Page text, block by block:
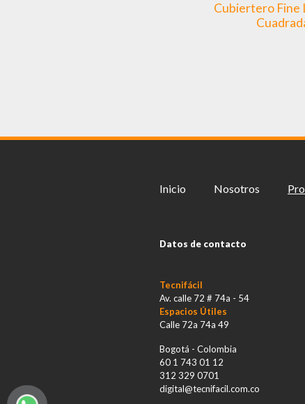
Cubiertero Fine
Inicio Nosotros
Datos de contacto
Tecnifácil
Av. calle 72 # 74a - 54
Espacios Útiles
Calle 72a 74a 49
Bogotá - Colombia
60 1 743 01 12
312 329 0701
digital@tecnifacil.com.co